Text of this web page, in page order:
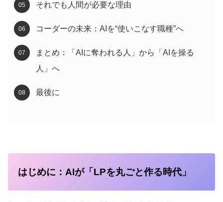
それでも人間が必要な理由
コーダーの未来：AIを“使いこなす職種”へ
まとめ：「AIに奪われる人」から「AIを操る
人」へ
最後に
はじめに：AIが「LPを丸ごと作る時代」